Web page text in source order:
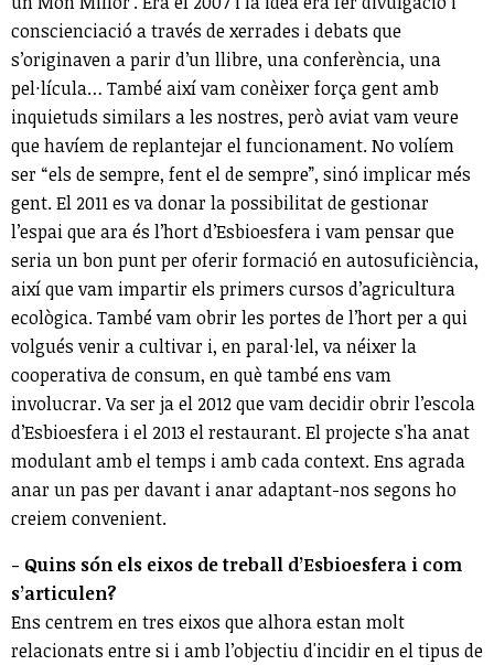
conscienciació a través de xerrades i debats que
s’originaven a parir d’un llibre, una conferència, una
pel·lícula… També així vam conèixer força gent amb
inquietuds similars a les nostres, però aviat vam veure
que havíem de replantejar el funcionament. No volíem
ser “els de sempre, fent el de sempre”, sinó implicar més
gent. El 2011 es va donar la possibilitat de gestionar
l’espai que ara és l’hort d’Esbioesfera i vam pensar que
seria un bon punt per oferir formació en autosuficiència,
així que vam impartir els primers cursos d’agricultura
ecològica. També vam obrir les portes de l’hort per a qui
volgués venir a cultivar i, en paral·lel, va néixer la
cooperativa de consum, en què també ens vam
involucrar. Va ser ja el 2012 que vam decidir obrir l’escola
d’Esbioesfera i el 2013 el restaurant. El projecte s'ha anat
modulant amb el temps i amb cada context. Ens agrada
anar un pas per davant i anar adaptant-nos segons ho
creiem convenient.
- Quins són els eixos de treball d’Esbioesfera i com
s’articulen?
Ens centrem en tres eixos que alhora estan molt
relacionats entre si i amb l’objectiu d'incidir en el tipus de